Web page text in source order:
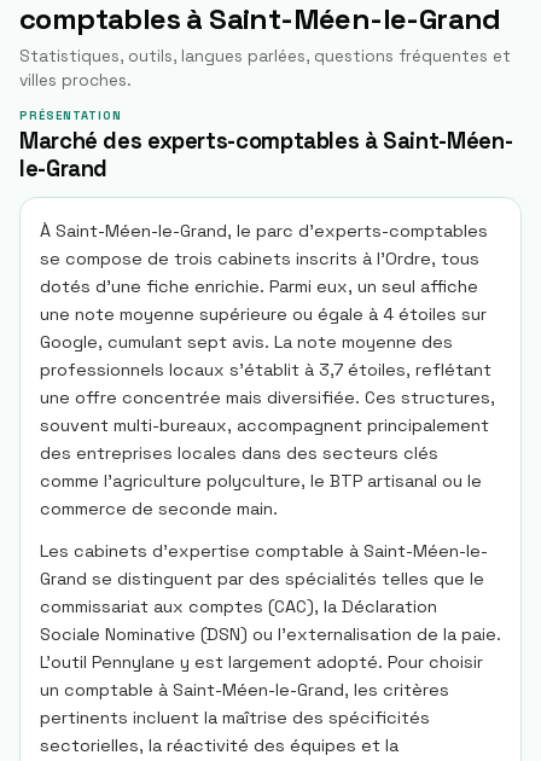
comptables à Saint-Méen-le-Grand
Statistiques, outils, langues parlées, questions fréquentes et
villes proches.
PRÉSENTATION
Marché des experts-comptables à Saint-Méen-
le-Grand
À Saint-Méen-le-Grand, le parc d’experts-comptables
se compose de trois cabinets inscrits à l’Ordre, tous
dotés d’une fiche enrichie. Parmi eux, un seul affiche
une note moyenne supérieure ou égale à 4 étoiles sur
Google, cumulant sept avis. La note moyenne des
professionnels locaux s’établit à 3,7 étoiles, reflétant
une offre concentrée mais diversifiée. Ces structures,
souvent multi-bureaux, accompagnent principalement
des entreprises locales dans des secteurs clés
comme l’agriculture polyculture, le BTP artisanal ou le
commerce de seconde main.
Les cabinets d’expertise comptable à Saint-Méen-le-
Grand se distinguent par des spécialités telles que le
commissariat aux comptes (CAC), la Déclaration
Sociale Nominative (DSN) ou l’externalisation de la paie.
L’outil Pennylane y est largement adopté. Pour choisir
un comptable à Saint-Méen-le-Grand, les critères
pertinents incluent la maîtrise des spécificités
sectorielles, la réactivité des équipes et la